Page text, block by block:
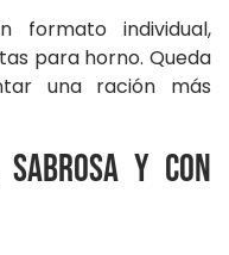
formato individual,
para horno. Queda
una ración más
y con